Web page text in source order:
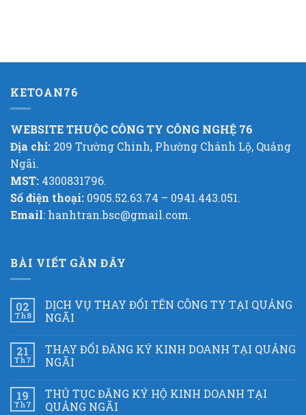
KETOAN76
WEBSITE THUỘC CÔNG TY CÔNG NGHỆ 76
Địa chỉ: 209 Trường Chinh, Phường Chánh Lộ, Quảng
Ngãi.
MST: 4300831796.
Số điện thoại: 0905.52.63.74 – 0941.443.051.
Email: hanhtran.bsc@gmail.com.
BÀI VIẾT GẦN ĐÂY
02
Th8
DỊCH VỤ THAY ĐỔI TÊN CÔNG TY TẠI QUẢNG
NGÃI
21
Th7
THAY ĐỔI ĐĂNG KÝ KINH DOANH TẠI QUẢNG
NGÃI
19
Th7
THỦ TỤC ĐĂNG KÝ HỘ KINH DOANH TẠI
QUẢNG NGÃI